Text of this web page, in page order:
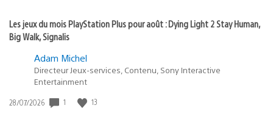
Les jeux du mois PlayStation Plus pour août : Dying Light 2 Stay Human,
Big Walk, Signalis
Adam Michel
Directeur Jeux-services, Contenu, Sony Interactive
Entertainment
Date
28/07/2026 1 13